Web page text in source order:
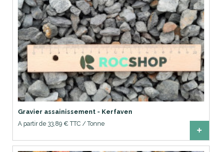
Gravier assainissement - Kerfaven
A partir de 33,89 € TTC / Tonne
+